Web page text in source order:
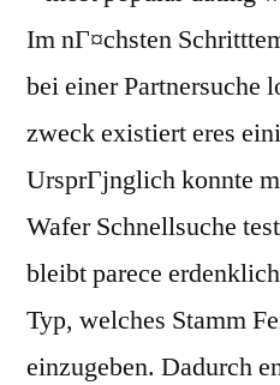
Im nГ¤chsten
bei einer Partnersuche
zweck existiert eres
UrsprГјnglich konnte
Wafer Schnellsuche
bleibt parece
Typ, welches Stamm
einzugeben. Dadurch